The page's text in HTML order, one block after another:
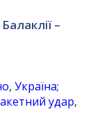
–
,Україна;
удар,